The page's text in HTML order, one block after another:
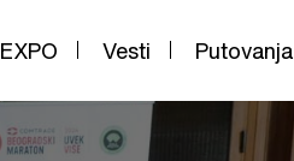
EXPO Vesti Putovanja